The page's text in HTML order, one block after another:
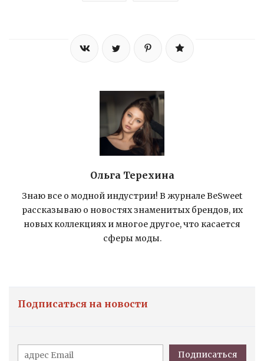
Ольга Терехина
Знаю все о модной индустрии! В журнале BeSweet
рассказываю о новостях знаменитых брендов, их
новых коллекциях и многое другое, что касается
сферы моды.
Подписаться на новости
Подписаться